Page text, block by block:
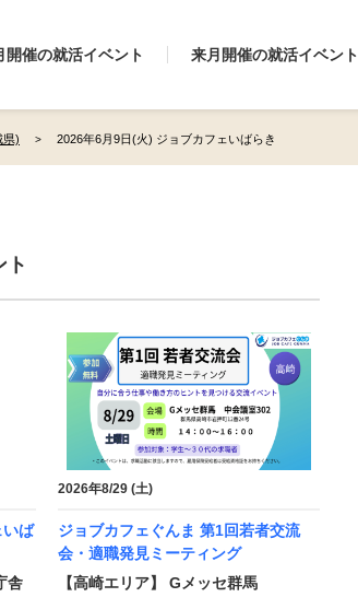
開催の就活イベント 来月開催の就活イベント
県) 2026年6月9日(火) ジョブカフェいばらき
ト
ば
舎
2026年8/29 (土)
ジョブカフェぐんま 第1回若者交流
会・適職発見ミーティング
【高崎エリア】 Gメッセ群馬